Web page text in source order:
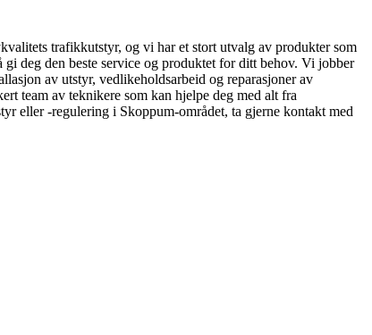
trafikkutstyr, og vi har et stort utvalg av produkter som
deg den beste service og produktet for ditt behov. Vi jobber
av utstyr, vedlikeholdsarbeid og reparasjoner av
team av teknikere som kan hjelpe deg med alt fra
eller -regulering i Skoppum-området, ta gjerne kontakt med